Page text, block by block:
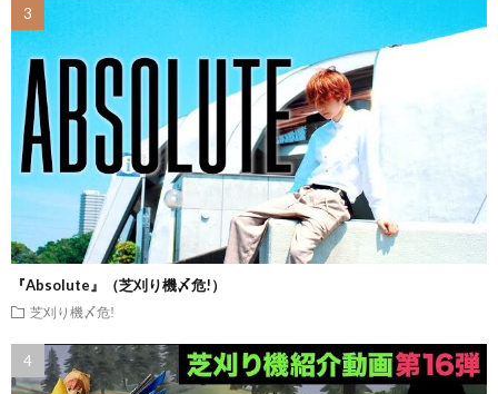
『Absolute』（芝刈り機〆危!）
芝刈り機〆危!